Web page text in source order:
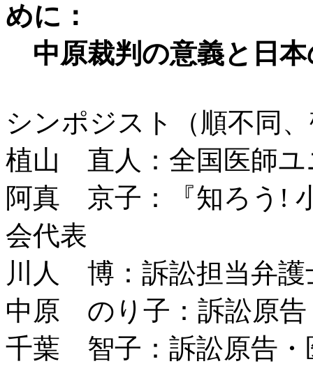
めに：
中原裁判の意義と日本
シンポジスト（順不同
植山 直人：全国医師ユ
阿真 京子：『知ろう!
会代表
川人 博：訴訟担当弁護
中原 のり子：訴訟原告
千葉 智子：訴訟原告・